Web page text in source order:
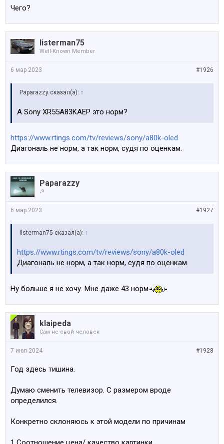
Чего?
listerman75
Well-Known Member
#1926
6 мар 2023
Paparazzy сказал(а): ↑
А Sony XR55A83KAEP это норм?
https://www.rtings.com/tv/reviews/sony/a80k-oled
Диагональ не норм, а так норм, судя по оценкам.
Paparazzy
☭
#1927
6 мар 2023
listerman75 сказал(а): ↑
https://www.rtings.com/tv/reviews/sony/a80k-oled
Диагональ не норм, а так норм, судя по оценкам.
Ну больше я не хочу. Мне даже 43 норм
klaipeda
Сам не свой человек
#1928
7 июл 2024
Год здесь тишина.
Думаю сменить телевизор. С размером вроде
определился.
Конкретно склоняюсь к этой модели по причинам